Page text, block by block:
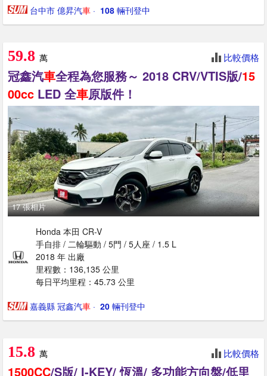
台中市 億昇汽車 · ‎ 108 輛刊登中
59.8 萬 比較價格
冠鑫汽車全程為您服務～ 2018 CRV/VTIS版/15
00cc LED 全車原版件！
17 張相片
Honda 本田 CR-V
手自排 / 二輪驅動 / 5門 / 5人座 / 1.5 L
2018 年 出廠
里程數：136,135 公里
每日平均里程：45.73 公里
嘉義縣 冠鑫汽車 · ‎ 20 輛刊登中
15.8 萬 比較價格
1500CC/S版/ I-KEY/ 恆溫/ 多功能方向盤/低里